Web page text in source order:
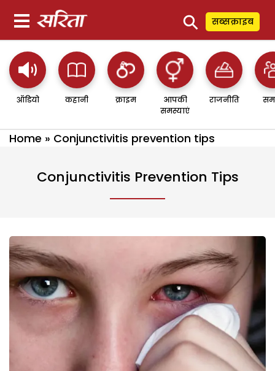
⚲ सब्सक्राइब
ऑडियो कहानी क्राइम
आपकी
समस्याएं
राजनीति
Home » Conjunctivitis prevention tips
Conjunctivitis Prevention Tips